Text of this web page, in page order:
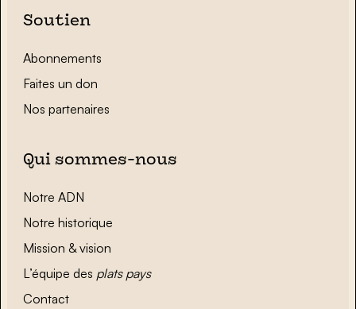
Soutien
Abonnements
Faites un don
Nos partenaires
Qui sommes-nous
Notre ADN
Notre historique
Mission & vision
L’équipe des plats pays
Contact